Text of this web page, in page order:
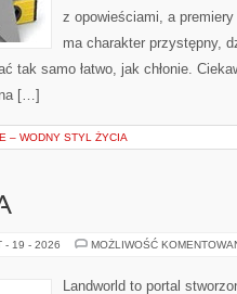
z opowieściami, a
ma charakter przystępny,
tak samo łatwo, jak chłonie.
[…]
– WODNY STYL ŻYCIA
- 19 - 2026 MOŻLIWOŚĆ
Landworld to portal